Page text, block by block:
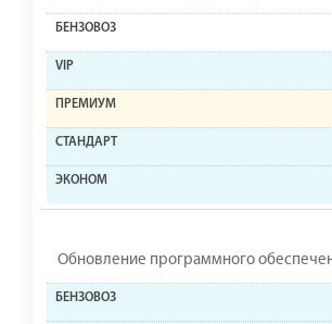
Обновление программного